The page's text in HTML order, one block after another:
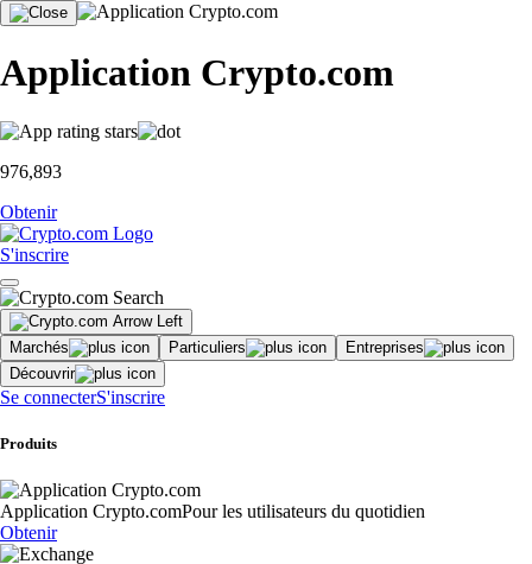
Application Crypto.com
976,893
Obtenir
S'inscrire
Marchés Particuliers
Entreprises
Découvrir
Se connecterS'inscrire
Produits
Application Crypto.comPour les utilisateurs du quotidien
Obtenir